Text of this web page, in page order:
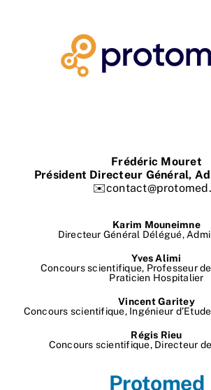
Actualités
Frédéric Mouret
Président Directeur Général,
Karim Mouneimne
Directeur Général Délégué,
Yves Alimi
Concours scientifique, Professeur
Praticien Hospitalier
Vincent Garitey
Concours scientifique, Ingénieur
Régis Rieu
Concours scientifique, Directeur
Protomed